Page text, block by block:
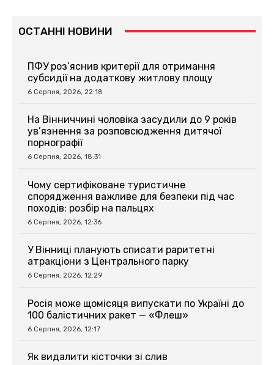
ОСТАННІ НОВИНИ
ПФУ роз’яснив критерії для отримання
субсидії на додаткову житлову площу
6 Серпня, 2026, 22:18
На Вінниччині чоловіка засудили до 9 років
ув’язнення за розповсюдження дитячої
порнографії
6 Серпня, 2026, 18:31
Чому сертифіковане туристичне
спорядження важливе для безпеки під час
походів: розбір на пальцях
6 Серпня, 2026, 12:36
У Вінниці планують списати раритетні
атракціони з Центрального парку
6 Серпня, 2026, 12:29
Росія може щомісяця випускати по Україні до
100 балістичних ракет — «Флеш»
6 Серпня, 2026, 12:17
Як видалити кісточки зі слив